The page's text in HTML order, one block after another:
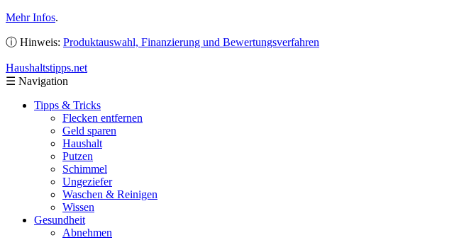
Mehr Infos.
ⓘ Hinweis: Produktauswahl, Finanzierung und Bewertungsverfahren
Haushaltstipps.net
☰ Navigation
Tipps & Tricks
Flecken entfernen
Geld sparen
Haushalt
Putzen
Schimmel
Ungeziefer
Waschen & Reinigen
Wissen
Gesundheit
Abnehmen